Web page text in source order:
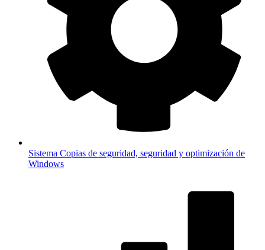
Sistema Copias de seguridad, seguridad y optimización de
Windows